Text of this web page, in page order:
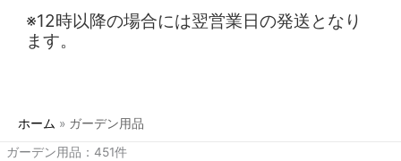
※12時以降の場合には翌営業日の発送となり
ます。
ホーム
ガーデン用品
ガーデン用品：451件